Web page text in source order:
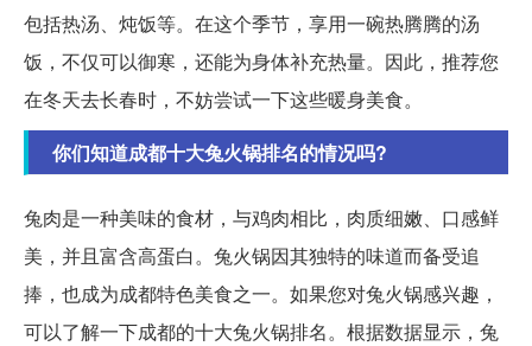
包括热汤、炖饭等。在这个季节，享用一碗热腾腾的汤
饭，不仅可以御寒，还能为身体补充热量。因此，推荐您
在冬天去长春时，不妨尝试一下这些暖身美食。
你们知道成都十大兔火锅排名的情况吗?
兔肉是一种美味的食材，与鸡肉相比，肉质细嫩、口感鲜
美，并且富含高蛋白。兔火锅因其独特的味道而备受追
捧，也成为成都特色美食之一。如果您对兔火锅感兴趣，
可以了解一下成都的十大兔火锅排名。根据数据显示，兔